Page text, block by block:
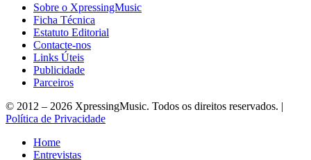
Sobre o XpressingMusic
Ficha Técnica
Estatuto Editorial
Contacte-nos
Links Úteis
Publicidade
Parceiros
© 2012 – 2026 XpressingMusic. Todos os direitos reservados. |
Política de Privacidade
Home
Entrevistas